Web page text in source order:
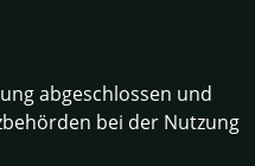
abgeschlossen und
bei der Nutzung